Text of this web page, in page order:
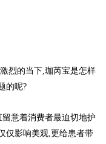
烈的当下,珈芮宝是怎样
的呢?
意着消费者最迫切地护
仅影响美观,更给患者带